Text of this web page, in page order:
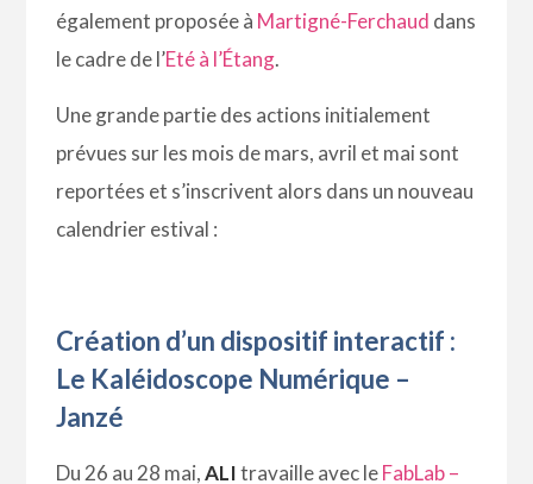
également proposée à Martigné-Ferchaud dans
le cadre de l’Eté à l’Étang.
Une grande partie des actions initialement
prévues sur les mois de mars, avril et mai sont
reportées et s’inscrivent alors dans un nouveau
calendrier estival :
Création d’un dispositif interactif :
Le Kaléidoscope Numérique –
Janzé
Du 26 au 28 mai,ALItravaille avec leFabLab –